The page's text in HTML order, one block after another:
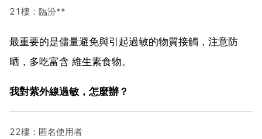
21樓：臨汾**
最重要的是儘量避免與引起過敏的物質接觸，注意防
晒，多吃富含 維生素食物。
我對紫外線過敏，怎麼辦？
22樓：匿名使用者